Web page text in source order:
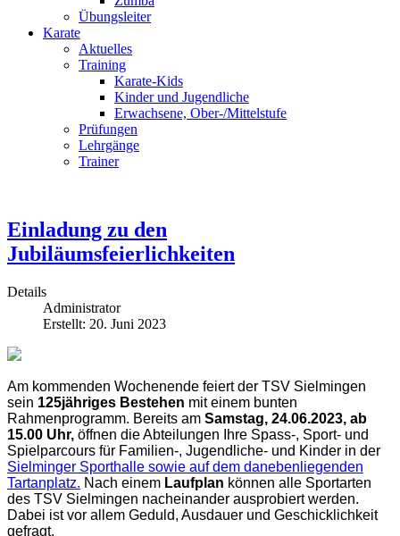
Übungsleiter
Karate
Aktuelles
Training
Karate-Kids
Kinder und Jugendliche
Erwachsene, Ober-/Mittelstufe
Prüfungen
Lehrgänge
Trainer
Einladung zu den
Jubiläumsfeierlichkeiten
Details
Administrator
Erstellt: 20. Juni 2023
Am kommenden Wochenende feiert der TSV Sielmingen
sein 125jähriges Bestehen mit einem bunten
Rahmenprogramm. Bereits am Samstag, 24.06.2023, ab
15.00 Uhr, öffnen die Abteilungen Ihre Spass-, Sport- und
Spielparcours für Familien-, Jugendliche- und Kinder in der
Sielminger Sporthalle sowie auf dem danebenliegenden
Tartanplatz. Nach einem Laufplan können alle Sportarten
des TSV Sielmingen nacheinander ausprobiert werden.
Dabei ist vor allem Geduld, Ausdauer und Geschicklichkeit
gefragt.